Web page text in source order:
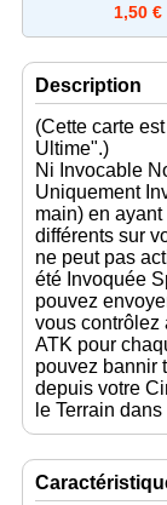
1,50 €
Description
(Cette carte
Ultime".)
Ni Invocable
Uniquement
main) en
différents sur
ne peut pas
été Invoquée
pouvez
vous contrôlez
ATK pour
pouvez bannir
depuis votre
le Terrain